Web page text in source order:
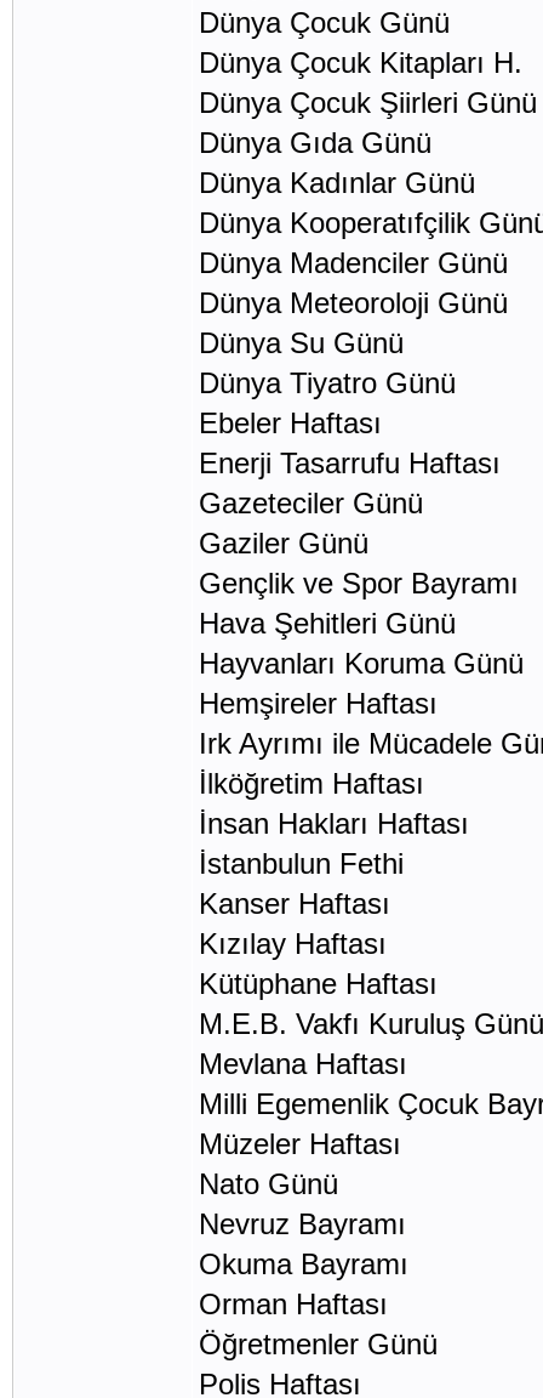
Dünya Çocuk
Dünya Çocuk Kitapları
Dünya Çocuk Şiirleri
Dünya Gıda
Dünya Kadınlar
Dünya
Dünya Madenciler
Dünya Meteoroloji
Dünya Su Günü
Dünya Tiyatro
Ebeler Haftası
Enerji Tasarrufu
Gazeteciler Günü
Gaziler Günü
Gençlik ve Spor
Hava Şehitleri
Hayvanları Koruma
Hemşireler Haftası
Irk Ayrımı ile
İlköğretim Haftası
İnsan Hakları
İstanbulun Fethi
Kanser Haftası 1
Kızılay Haftası 29
Kütüphane Haftası
M.E.B. Vakfı
Mevlana Haftası
Milli Egemenlik Çocuk
Müzeler Haftası
Nato Günü 4
Nevruz Bayramı
Okuma Bayramı
Orman Haftası
Öğretmenler
Polis Haftası